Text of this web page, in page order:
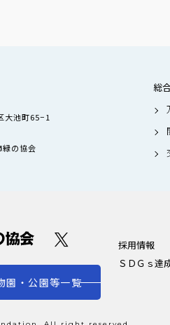
池町65−1
の協会
総
園・公園等一覧
採用情報
ＳＤＧｓ達